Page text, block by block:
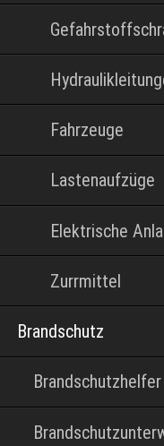
Fahrzeuge
Lastenaufzüge
Elektrische
Zurrmittel
Brandschutz
Brandschutzhelfer